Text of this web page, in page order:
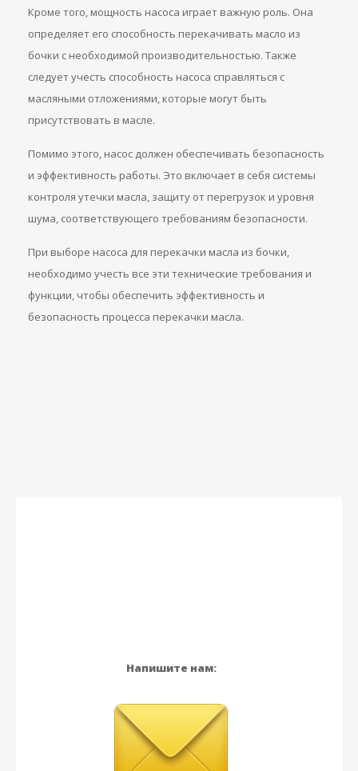
Кроме того, мощность насоса играет важную роль. Она
определяет его способность перекачивать масло из
бочки с необходимой производительностью. Также
следует учесть способность насоса справляться с
масляными отложениями, которые могут быть
присутствовать в масле.
Помимо этого, насос должен обеспечивать безопасность
и эффективность работы. Это включает в себя системы
контроля утечки масла, защиту от перегрузок и уровня
шума, соответствующего требованиям безопасности.
При выборе насоса для перекачки масла из бочки,
необходимо учесть все эти технические требования и
функции, чтобы обеспечить эффективность и
безопасность процесса перекачки масла.
Напишите нам: